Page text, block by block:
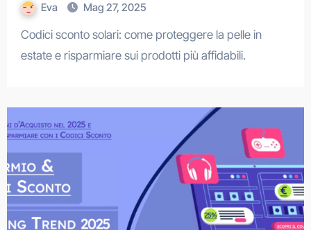
Eva Mag 27, 2025
Codici sconto solari: come proteggere la pelle in
estate e risparmiare sui prodotti più affidabili.